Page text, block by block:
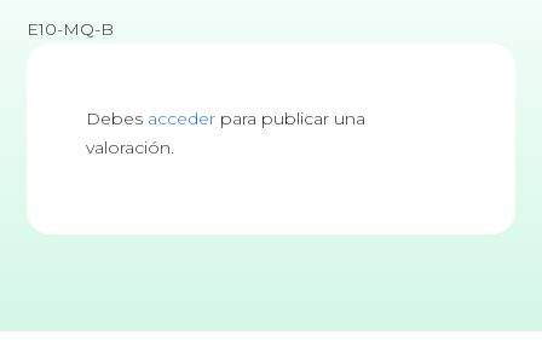
E10-MQ-B
Debes accederpara publicar una
valoración.